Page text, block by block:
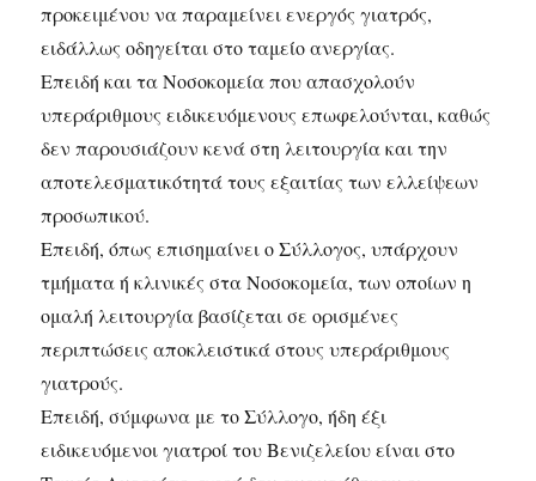
προκειμένου να παραμείνει ενεργός γιατρός,
ειδάλλως οδηγείται στο ταμείο ανεργίας.
Επειδή και τα Νοσοκομεία που απασχολούν
υπεράριθμους ειδικευόμενους επωφελούνται, καθώς
δεν παρουσιάζουν κενά στη λειτουργία και την
αποτελεσματικότητά τους εξαιτίας των ελλείψεων
προσωπικού.
Επειδή, όπως επισημαίνει ο Σύλλογος, υπάρχουν
τμήματα ή κλινικές στα Νοσοκομεία, των οποίων η
ομαλή λειτουργία βασίζεται σε ορισμένες
περιπτώσεις αποκλειστικά στους υπεράριθμους
γιατρούς.
Επειδή, σύμφωνα με το Σύλλογο, ήδη έξι
ειδικευόμενοι γιατροί του Βενιζελείου είναι στο